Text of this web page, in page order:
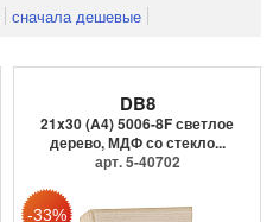
сначала дешевые
DB8
21x30 (A4) 5006-8F светлое
дерево, МДФ со стекло...
арт. 5-40702